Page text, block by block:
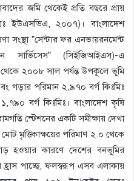
জমি থেকেই প্রতি বছরে প্রায়
ইউএসডিএ, ২০০৭)। বাংলাদেশ
সংস্থা ”সেন্টার ফর এনভায়রনমেন্ট
সার্ভিসেস” (সিইজিআইএস)-এ
২০০৮ সাল পর্যন্ত উপকূলে ভূমি
গড়ার পরিমান ২,৯৭০ বর্গ কিঃমিঃ
বর্গ কিঃমিঃ। বাংলাদেশ কৃষি
স্টেশনের একটি সমীক্ষায় দেখা
মৃত্তিকাক্ষয়ের পরিমাণ ২.০ থেকে
হওয়ার কারণে দেশের বনভূমির
হ্রাস পাচ্ছে, ফলস্বরূপ এসব এলাকায়